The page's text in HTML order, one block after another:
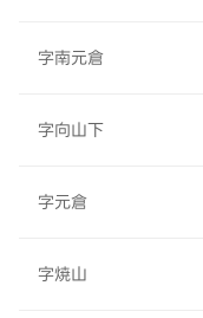
字南元倉
字向山下
字元倉
字焼山